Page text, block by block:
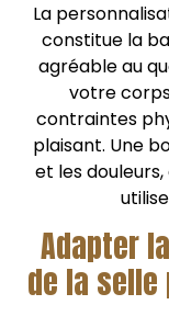
La
constitue la
agréable au
votre
contraintes
plaisant. Une
et les
Adapter
de la